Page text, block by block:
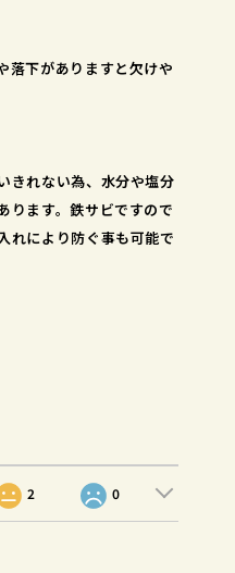
落下がありますと欠けや
きれない為、水分や塩分
ります。鉄サビですので
れにより防ぐ事も可能で
2 0